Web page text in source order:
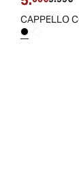
CAPPELLO